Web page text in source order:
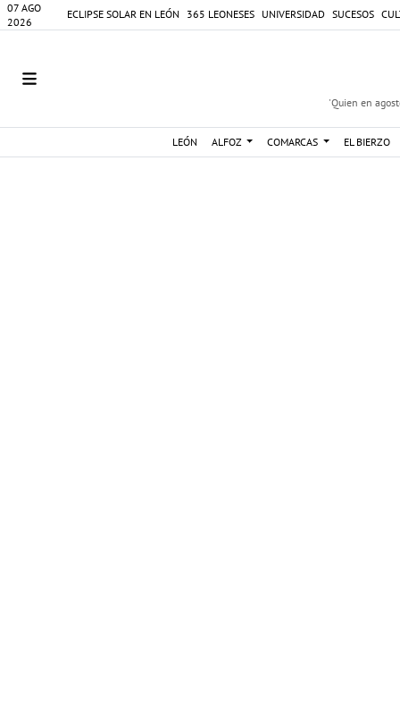
07 AGO
2026
ECLIPSE SOLAR EN LEÓN 365 LEONESES UNIVERSIDAD SUCESOS
'Quien en
LEÓN ALFOZ COMARCAS EL BIERZO